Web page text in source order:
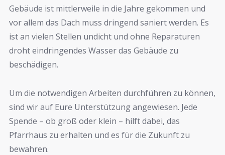
Gebäude ist mittlerweile in die Jahre gekommen und
vor allem das Dach muss dringend saniert werden. Es
ist an vielen Stellen undicht und ohne Reparaturen
droht eindringendes Wasser das Gebäude zu
beschädigen.
Um die notwendigen Arbeiten durchführen zu können,
sind wir auf Eure Unterstützung angewiesen. Jede
Spende – ob groß oder klein – hilft dabei, das
Pfarrhaus zu erhalten und es für die Zukunft zu
bewahren.